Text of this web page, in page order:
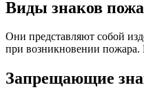
Виды знаков
Они представляют собой
при возникновении пожара.
Запрещающие